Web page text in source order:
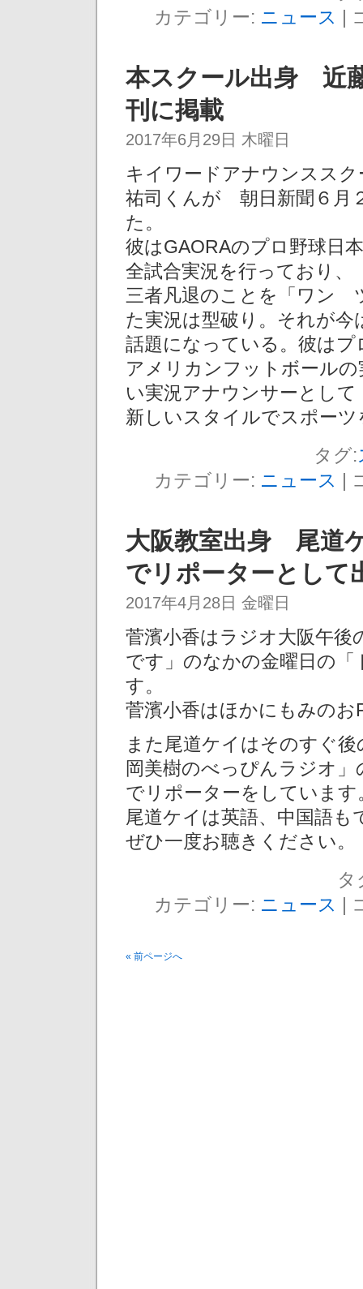
カテゴリー: ニュース |
本スクール出身 近
刊に掲載
2017年6月29日 木曜日
キイワードアナウンスス
祐司くんが 朝日新聞６月
た。
彼はGAORAのプロ野球日
全試合実況を行っており、
三者凡退のことを「ワン
た実況は型破り。それが
話題になっている。彼は
アメリカンフットボール
い実況アナウンサーとして
新しいスタイルでスポー
タグ:
カテゴリー: ニュース |
大阪教室出身 尾道
でリポーターとして
2017年4月28日 金曜日
菅濱小香はラジオ大阪午後
です」のなかの金曜日の
す。
菅濱小香はほかにもみの
また尾道ケイはそのすぐ
岡美樹のべっぴんラジオ
でリポーターをしています
尾道ケイは英語、中国語
ぜひ一度お聴きください。
タ
カテゴリー: ニュース |
« 前ページへ